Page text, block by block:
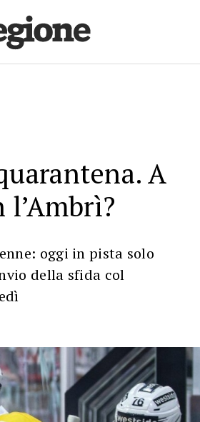
A
oggi in pista solo
della sfida col